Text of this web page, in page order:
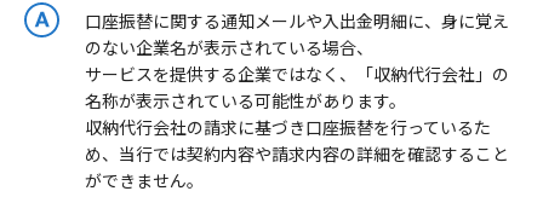
口座振替に関する通知メールや入出金明細に、身に覚え
のない企業名が表示されている場合、
サービスを提供する企業ではなく、「収納代行会社」の
名称が表示されている可能性があります。
収納代行会社の請求に基づき口座振替を行っているた
め、当行では契約内容や請求内容の詳細を確認すること
ができません。